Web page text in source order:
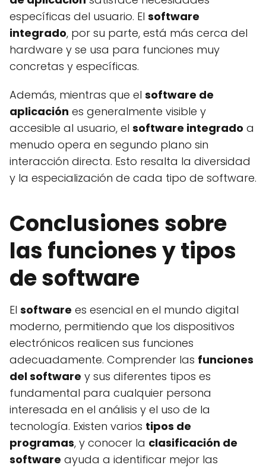
específicas del usuario. El software
integrado, por su parte, está más cerca del
hardware y se usa para funciones muy
concretas y específicas.
Además, mientras que el software de
aplicación es generalmente visible y
accesible al usuario, el software integrado a
menudo opera en segundo plano sin
interacción directa. Esto resalta la diversidad
y la especialización de cada tipo de software.
Conclusiones sobre
las funciones y tipos
de software
El software es esencial en el mundo digital
moderno, permitiendo que los dispositivos
electrónicos realicen sus funciones
adecuadamente. Comprender las funciones
del software y sus diferentes tipos es
fundamental para cualquier persona
interesada en el análisis y el uso de la
tecnología. Existen varios tipos de
programas, y conocer la clasificación de
software ayuda a identificar mejor las